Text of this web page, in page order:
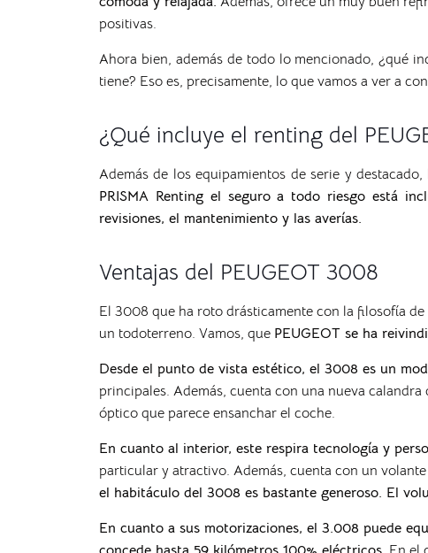
positivas.
Ahora bien, además de todo lo mencionado, ¿qué
tiene? Eso es, precisamente, lo que vamos a ver a
¿Qué incluye el renting del
Además de los equipamientos de serie y
PRISMA Renting el seguro a todo riesgo está
revisiones, el mantenimiento y las averías.
Ventajas del PEUGEOT 3008
El 3008 que ha roto drásticamente con la filosofía
un todoterreno. Vamos, que PEUGEOT se ha
Desde el punto de vista estético, el 3008 es un
principales. Además, cuenta con una nueva calandra
óptico que parece ensanchar el coche.
En cuanto al interior, este respira tecnología y
particular y atractivo. Además, cuenta con un
el habitáculo del 3008 es bastante generoso. El
En cuanto a sus motorizaciones, el 3.008 puede